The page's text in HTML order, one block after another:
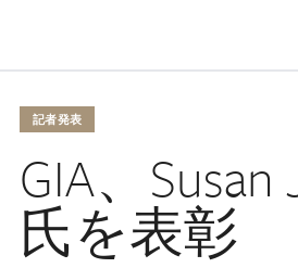
記者発表
GIA、Susan
氏を表彰